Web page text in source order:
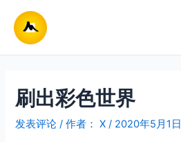
刷出彩色世界
发表评论 / 作者： X/ 2020年5月1日